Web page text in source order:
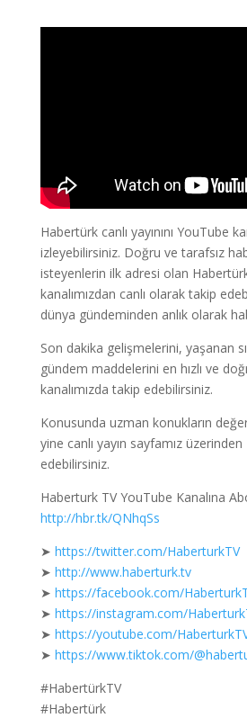
Habertürk canlı yayınını YouTube
izleyebilirsiniz. Doğru ve tarafsız
isteyenlerin ilk adresi olan
kanalımızdan canlı olarak takip
dünya gündeminden anlık olarak
Son dakika gelişmelerini, yaşanan
gündem maddelerini en hızlı ve
kanalımızda takip edebilirsiniz.
Konusunda uzman konukların
yine canlı yayın sayfamız
edebilirsiniz.
Haberturk TV YouTube Kanalına
http://hbr.tk/QNhqSs
➤ https://twitter.com/HaberturkTV
➤ http://www.haberturk.tv
➤ https://facebook.com/
➤ https://instagram.com/
➤ https://youtube.com/
➤ https://www.tiktok.com/
#HabertürkTV
#Habertürk